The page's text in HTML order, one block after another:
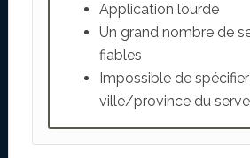
Application lourde
Un grand nombre de
fiables
Impossible de
ville/province du